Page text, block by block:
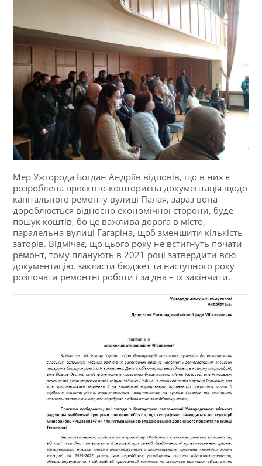
Мер Ужгорода Богдан Андріїв відповів, що в них є
розроблена проєктно-кошторисна документація щодо
капітального ремонту вулиці Палая, зараз вона
дороблюється відносно економічної сторони, буде
пошук коштів, бо це важлива дорога в місто,
паралельна вулиці Гагаріна, щоб зменшити кількість
заторів. Відмічає, що цього року не встигнуть почати
ремонт, тому планують в 2021 році затвердити всю
документацію, закласти бюджет та наступного року
розпочати ремонтні роботи і за два – їх закінчити.